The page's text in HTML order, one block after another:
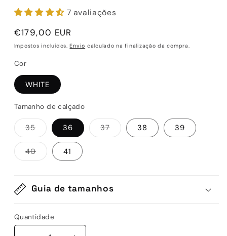
7 avaliações
Preço
normal
€179,00 EUR
Impostos incluídos.Envio calculado na finalização da compra.
Cor
WHITE
Tamanho de calçado
35Variante
esgotada
ou
indisponível
36 37Variante
esgotada
38 39
40Variante
esgotada
41
Guia de tamanhos
Quantidade
Quantidade